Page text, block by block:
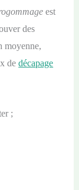
est
des
moyenne,
dedécapage
;